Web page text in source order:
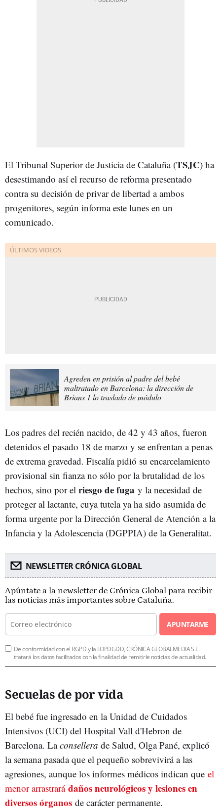
El Tribunal Superior de Justicia de Cataluña (TSJC) ha
desestimando así el recurso de reforma presentado
contra su decisión de privar de libertad a ambos
progenitores, según informa este lunes en un
comunicado.
Agreden en prisión al padre del bebé
maltratado en Barcelona: la dirección de
Brians 1 lo traslada de módulo
Los padres del recién nacido, de 42 y 43 años, fueron
detenidos el pasado 18 de marzo y se enfrentan a penas
de extrema gravedad. Fiscalía pidió su encarcelamiento
provisional sin fianza no sólo por la brutalidad de los
hechos, sino por el riesgo de fuga y la necesidad de
proteger al lactante, cuya tutela ya ha sido asumida de
forma urgente por la Dirección General de Atención a la
Infancia y la Adolescencia (DGPPIA) de la Generalitat.
NEWSLETTER CRÓNICA GLOBAL
Apúntate a la newsletter de Crónica Global para recibir
las noticias más importantes sobre Cataluña.
APUNTARME
De conformidad con el RGPD y la LOPDGDD, CRÓNICA GLOBALMEDIA S.L.
tratará los datos facilitados con la finalidad de remitirle noticias de actualidad.
Secuelas de por vida
El bebé fue ingresado en la Unidad de Cuidados
Intensivos (UCI) del Hospital Vall d'Hebron de
Barcelona. Laconsellera de Salud, Olga Pané, explicó
la semana pasada que el pequeño sobrevivirá a las
agresiones, aunque los informes médicos indican que el
menor arrastrará daños neurológicos y lesiones en
diversos órganos de carácter permanente.